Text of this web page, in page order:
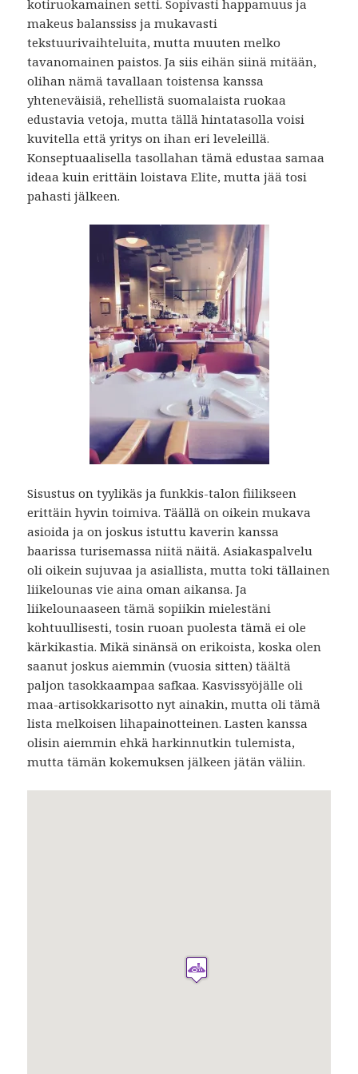
kotiruokamainen setti. Sopivasti happamuus ja
makeus balanssiss ja mukavasti
tekstuurivaihteluita, mutta muuten melko
tavanomainen paistos. Ja siis eihän siinä mitään,
olihan nämä tavallaan toistensa kanssa
yhteneväisiä, rehellistä suomalaista ruokaa
edustavia vetoja, mutta tällä hintatasolla voisi
kuvitella että yritys on ihan eri leveleillä.
Konseptuaalisella tasollahan tämä edustaa samaa
ideaa kuin erittäin loistava Elite, mutta jää tosi
pahasti jälkeen.
Sisustus on tyylikäs ja funkkis-talon fiilikseen
erittäin hyvin toimiva. Täällä on oikein mukava
asioida ja on joskus istuttu kaverin kanssa
baarissa turisemassa niitä näitä. Asiakaspalvelu
oli oikein sujuvaa ja asiallista, mutta toki tällainen
liikelounas vie aina oman aikansa. Ja
liikelounaaseen tämä sopiikin mielestäni
kohtuullisesti, tosin ruoan puolesta tämä ei ole
kärkikastia. Mikä sinänsä on erikoista, koska olen
saanut joskus aiemmin (vuosia sitten) täältä
paljon tasokkaampaa safkaa. Kasvissyöjälle oli
maa-artisokkarisotto nyt ainakin, mutta oli tämä
lista melkoisen lihapainotteinen. Lasten kanssa
olisin aiemmin ehkä harkinnutkin tulemista,
mutta tämän kokemuksen jälkeen jätän väliin.